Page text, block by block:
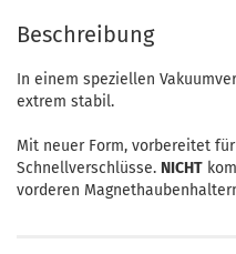
Beschreibung
In einem speziellen
extrem stabil.
Mit neuer Form, vorbereitet
Schnellverschlüsse. NICHT
vorderen